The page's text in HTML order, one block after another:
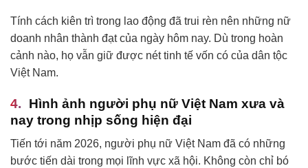
Tính cách kiên trì trong lao động đã trui rèn nên những nữ
doanh nhân thành đạt của ngày hôm nay. Dù trong hoàn
cảnh nào, họ vẫn giữ được nét tinh tế vốn có của dân tộc
Việt Nam.
Hình ảnh người phụ nữ Việt Nam xưa và
nay trong nhịp sống hiện đại
Tiến tới năm 2026, người phụ nữ Việt Nam đã có những
bước tiến dài trong mọi lĩnh vực xã hội. Không còn chỉ bó